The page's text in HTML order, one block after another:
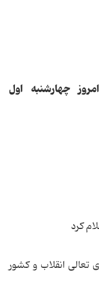
چهارشنبه اول
کرد
تعالی انقلاب و كشور